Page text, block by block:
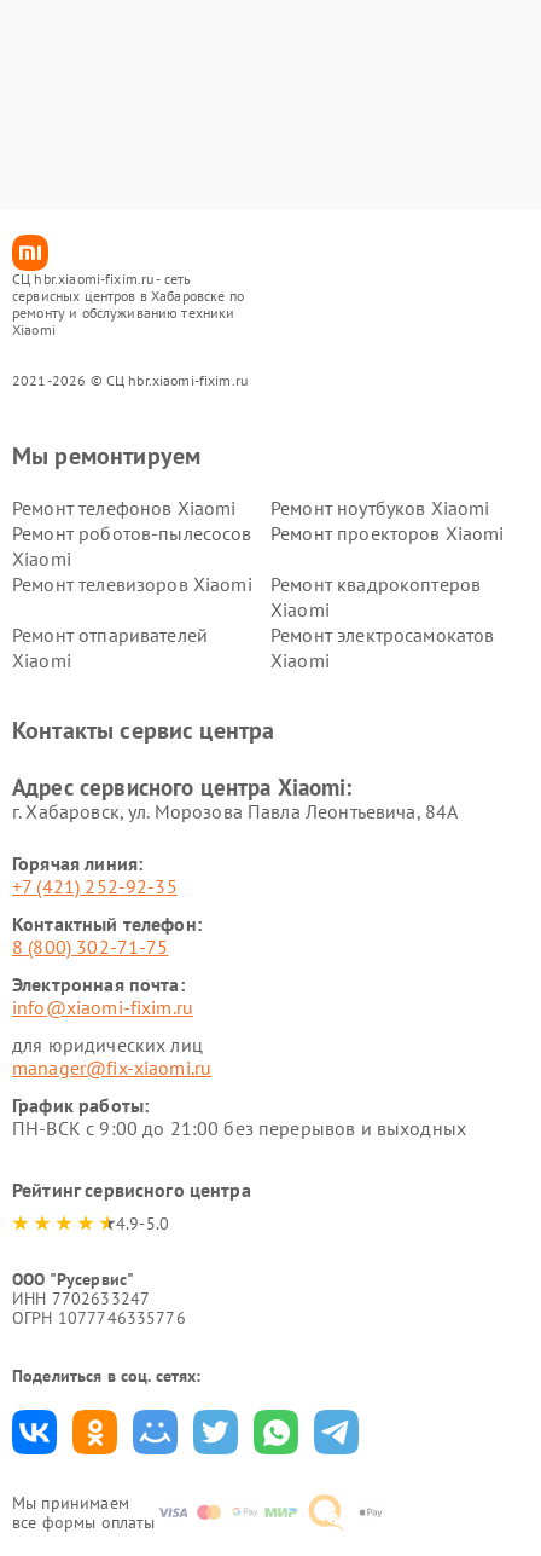
СЦ hbr.xiaomi-fixim.ru - сеть
сервисных центров в Хабаровске по
ремонту и обслуживанию техники
Xiaomi
2021-2026 © СЦ hbr.xiaomi-fixim.ru
Мы принимаем
все формы оплаты
Мы ремонтируем
Ремонт телефонов Xiaomi
Ремонт ноутбуков Xiaomi
Ремонт роботов-пылесосов
Xiaomi
Ремонт проекторов Xiaomi
Ремонт телевизоров Xiaomi
Ремонт квадрокоптеров
Xiaomi
Ремонт отпаривателей
Xiaomi
Ремонт электросамокатов
Xiaomi
Ремонт стиральных машин
Ремонт смарт-часов Xiaomi
Контакты сервис центра
Адрес сервисного центра Xiaomi:
г. Хабаровск, ул. Морозова Павла Леонтьевича, 84А
Горячая линия:
+7 (421) 252-92-35
Контактный телефон:
8 (800) 302-71-75
Электронная почта:
info@xiaomi-fixim.ru
для юридических лиц
manager@fix-xiaomi.ru
График работы:
ПН-ВСК с 9:00 до 21:00 без перерывов и выходных
Рейтинг сервисного центра
4.9-5.0
ООО "Русервис"
ИНН 7702633247
ОГРН 1077746335776
Поделиться в соц. сетях: